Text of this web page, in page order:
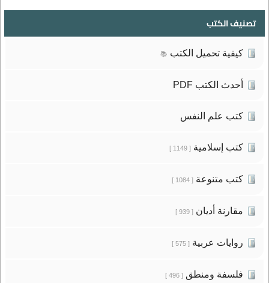
تصنيف الكتب
كيفية تحميل الكتب 📚
أحدث الكتب PDF
كتب علم النفس
كتب إسلامية[ 1149 ]
كتب متنوعة[ 1084 ]
مقارنة أديان[ 939 ]
روايات عربية[ 575 ]
فلسفة ومنطق[ 496 ]